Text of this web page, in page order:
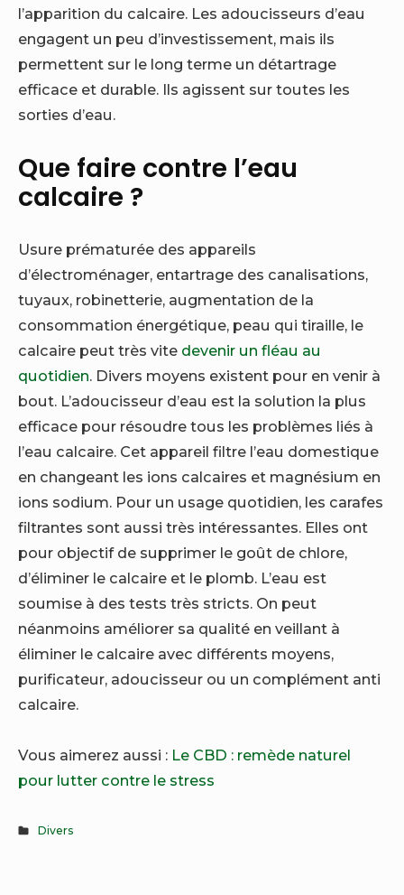
l’apparition du calcaire. Les adoucisseurs d’eau
engagent un peu d’investissement, mais ils
permettent sur le long terme un détartrage
efficace et durable. Ils agissent sur toutes les
sorties d’eau.
Que faire contre l’eau
calcaire ?
Usure prématurée des appareils
d’électroménager, entartrage des canalisations,
tuyaux, robinetterie, augmentation de la
consommation énergétique, peau qui tiraille, le
calcaire peut très vite devenir un fléau au
quotidien. Divers moyens existent pour en venir à
bout. L’adoucisseur d’eau est la solution la plus
efficace pour résoudre tous les problèmes liés à
l’eau calcaire. Cet appareil filtre l’eau domestique
en changeant les ions calcaires et magnésium en
ions sodium. Pour un usage quotidien, les carafes
filtrantes sont aussi très intéressantes. Elles ont
pour objectif de supprimer le goût de chlore,
d’éliminer le calcaire et le plomb. L’eau est
soumise à des tests très stricts. On peut
néanmoins améliorer sa qualité en veillant à
éliminer le calcaire avec différents moyens,
purificateur, adoucisseur ou un complément anti
calcaire.
Vous aimerez aussi : Le CBD : remède naturel
pour lutter contre le stress
Divers